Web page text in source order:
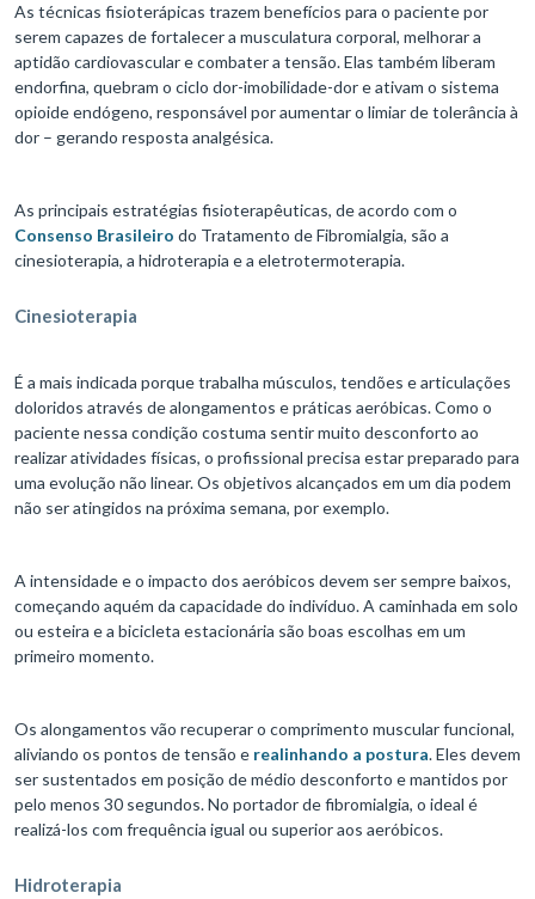
As técnicas fisioterápicas trazem benefícios para o paciente por
serem capazes de fortalecer a musculatura corporal, melhorar a
aptidão cardiovascular e combater a tensão. Elas também liberam
endorfina, quebram o ciclo dor-imobilidade-dor e ativam o sistema
opioide endógeno, responsável por aumentar o limiar de tolerância à
dor – gerando resposta analgésica.
As principais estratégias fisioterapêuticas, de acordo com o
Consenso Brasileiro do Tratamento de Fibromialgia, são a
cinesioterapia, a hidroterapia e a eletrotermoterapia.
Cinesioterapia
É a mais indicada porque trabalha músculos, tendões e articulações
doloridos através de alongamentos e práticas aeróbicas. Como o
paciente nessa condição costuma sentir muito desconforto ao
realizar atividades físicas, o profissional precisa estar preparado para
uma evolução não linear. Os objetivos alcançados em um dia podem
não ser atingidos na próxima semana, por exemplo.
A intensidade e o impacto dos aeróbicos devem ser sempre baixos,
começando aquém da capacidade do indivíduo. A caminhada em solo
ou esteira e a bicicleta estacionária são boas escolhas em um
primeiro momento.
Os alongamentos vão recuperar o comprimento muscular funcional,
aliviando os pontos de tensão e realinhando a postura. Eles devem
ser sustentados em posição de médio desconforto e mantidos por
pelo menos 30 segundos. No portador de fibromialgia, o ideal é
realizá-los com frequência igual ou superior aos aeróbicos.
Hidroterapia